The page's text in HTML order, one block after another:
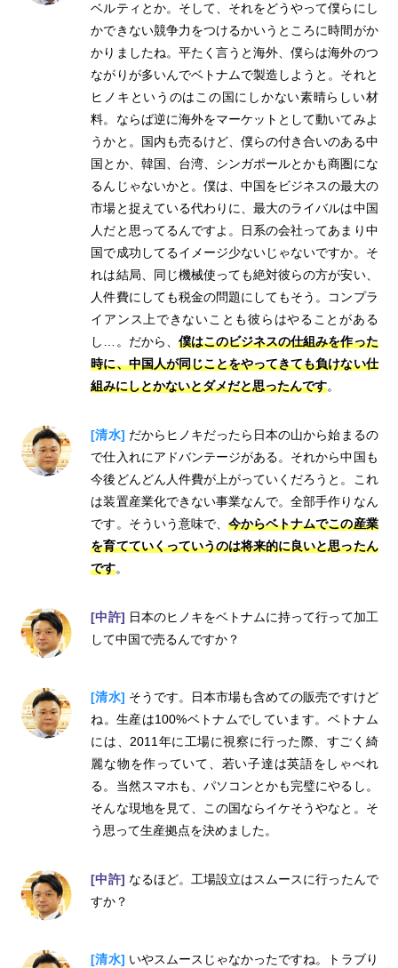
ベルティとか。そして、それをどうやって僕らにし
かできない競争力をつけるかいうところに時間がか
かりましたね。平たく言うと海外、僕らは海外のつ
ながりが多いんでベトナムで製造しようと。それと
ヒノキというのはこの国にしかない素晴らしい材
料。ならば逆に海外をマーケットとして動いてみよ
うかと。国内も売るけど、僕らの付き合いのある中
国とか、韓国、台湾、シンガポールとかも商圏にな
るんじゃないかと。僕は、中国をビジネスの最大の
市場と捉えている代わりに、最大のライバルは中国
人だと思ってるんですよ。日系の会社ってあまり中
国で成功してるイメージ少ないじゃないですか。そ
れは結局、同じ機械使っても絶対彼らの方が安い、
人件費にしても税金の問題にしてもそう。コンプラ
イアンス上できないことも彼らはやることがある
し…。だから、 僕はこのビジネスの仕組みを作った
時に、中国人が同じことをやってきても負けない仕
組みにしとかないとダメだと思ったんです。
[清水] だからヒノキだったら日本の山から始まるの
で仕入れにアドバンテージがある。それから中国も
今後どんどん人件費が上がっていくだろうと。これ
は装置産業化できない事業なんで。全部手作りなん
です。そういう意味で、 今からベトナムでこの産業
を育てていくっていうのは将来的に良いと思ったん
です。
[中許] 日本のヒノキをベトナムに持って行って加工
して中国で売るんですか？
[清水] そうです。日本市場も含めての販売ですけど
ね。生産は100%ベトナムでしています。ベトナム
には、2011年に工場に視察に行った際、すごく綺
麗な物を作っていて、若い子達は英語をしゃべれ
る。当然スマホも、パソコンとかも完璧にやるし。
そんな現地を見て、この国ならイケそうやなと。そ
う思って生産拠点を決めました。
[中許] なるほど。工場設立はスムースに行ったんで
すか？
[清水] いやスムースじゃなかったですね。トラブり